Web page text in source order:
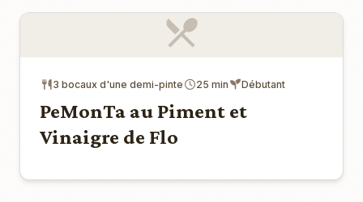
3 bocaux d'une demi-pinte 25 min Débutant
PeMonTa au Piment et
Vinaigre de Flo